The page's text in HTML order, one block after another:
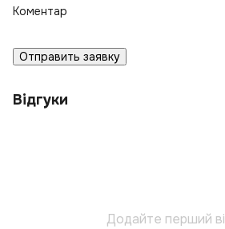
Коментар
Отправить заявку
Відгуки
Додайте перший